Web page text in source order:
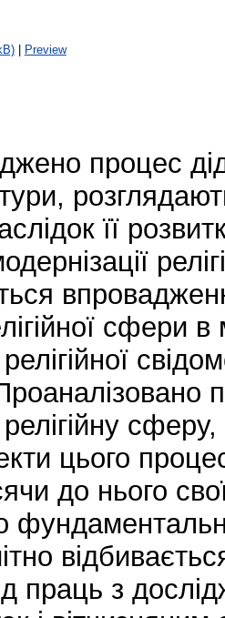
| Preview
процес
її
сфери
релігійної
цього
до нього
праць з